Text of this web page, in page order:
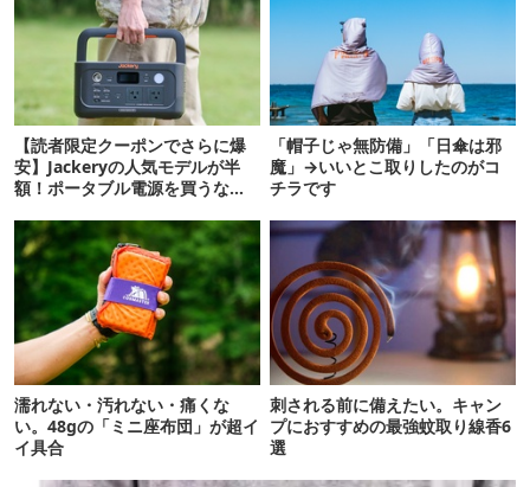
【読者限定クーポンでさらに爆
安】Jackeryの人気モデルが半
額！ポータブル電源を買うなら
「帽子じゃ無防備」「日傘は邪
魔」→いいとこ取りしたのがコ
チラです
濡れない・汚れない・痛くな
い。48gの「ミニ座布団」が超イ
イ具合
刺される前に備えたい。キャン
プにおすすめの最強蚊取り線香6
選